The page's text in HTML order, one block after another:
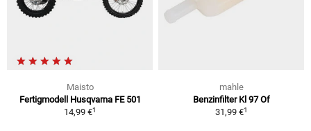
Maisto
Fertigmodell Husqvarna FE 501
14,99 €1
mahle
Benzinfilter Kl 97 Of
31,99 €1